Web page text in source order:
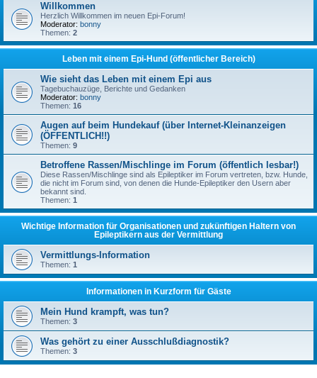
Willkommen
Herzlich Willkommen im neuen Epi-Forum!
Moderator: bonny
Themen: 2
Leben mit einem Epi-Hund (öffentlicher Bereich)
Wie sieht das Leben mit einem Epi aus
Tagebuchauzüge, Berichte und Gedanken
Moderator: bonny
Themen: 16
Augen auf beim Hundekauf (über Internet-Kleinanzeigen
(ÖFFENTLICH!!)
Themen: 9
Betroffene Rassen/Mischlinge im Forum (öffentlich lesbar!)
Diese Rassen/Mischlinge sind als Epileptiker im Forum vertreten, bzw. Hunde,
die nicht im Forum sind, von denen die Hunde-Epileptiker den Usern aber
bekannt sind.
Themen: 1
Wichtige Information für Organisationen und zukünftigen Haltern von
Epileptikern aus der Vermittlung
Vermittlungs-Information
Themen: 1
Informationen in Kurzform für Gäste
Mein Hund krampft, was tun?
Themen: 3
Was gehört zu einer Ausschlußdiagnostik?
Themen: 3